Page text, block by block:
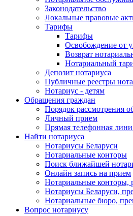
Законодательство
Локальные правовые
Тарифы
Тарифы
Освобождение от
Возврат
Нотариальный
Депозит нотариуса
Публичные реестры
Нотариус - детям
Обращения граждан
Порядок рассмотрения
Личный прием
Прямая телефонная
Найти нотариуса
Нотариусы Беларуси
Нотариальные конторы
Поиск ближайшей
Онлайн запись на прием
Нотариальные конторы,
Нотариусы Беларуси,
Нотариальные бюро,
Вопрос нотариусу